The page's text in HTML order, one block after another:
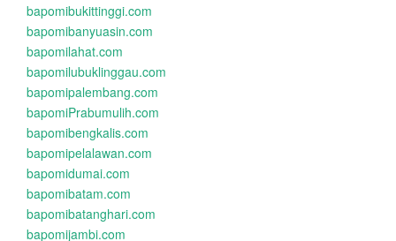
bapomibukittinggi.com
bapomibanyuasin.com
bapomilahat.com
bapomilubuklinggau.com
bapomipalembang.com
bapomiPrabumulih.com
bapomibengkalis.com
bapomipelalawan.com
bapomidumai.com
bapomibatam.com
bapomibatanghari.com
bapomijambi.com